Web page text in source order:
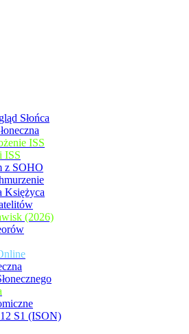
Słońca
ISS
ISS
z SOHO
Księżyca
(2026)
S1 (ISON)